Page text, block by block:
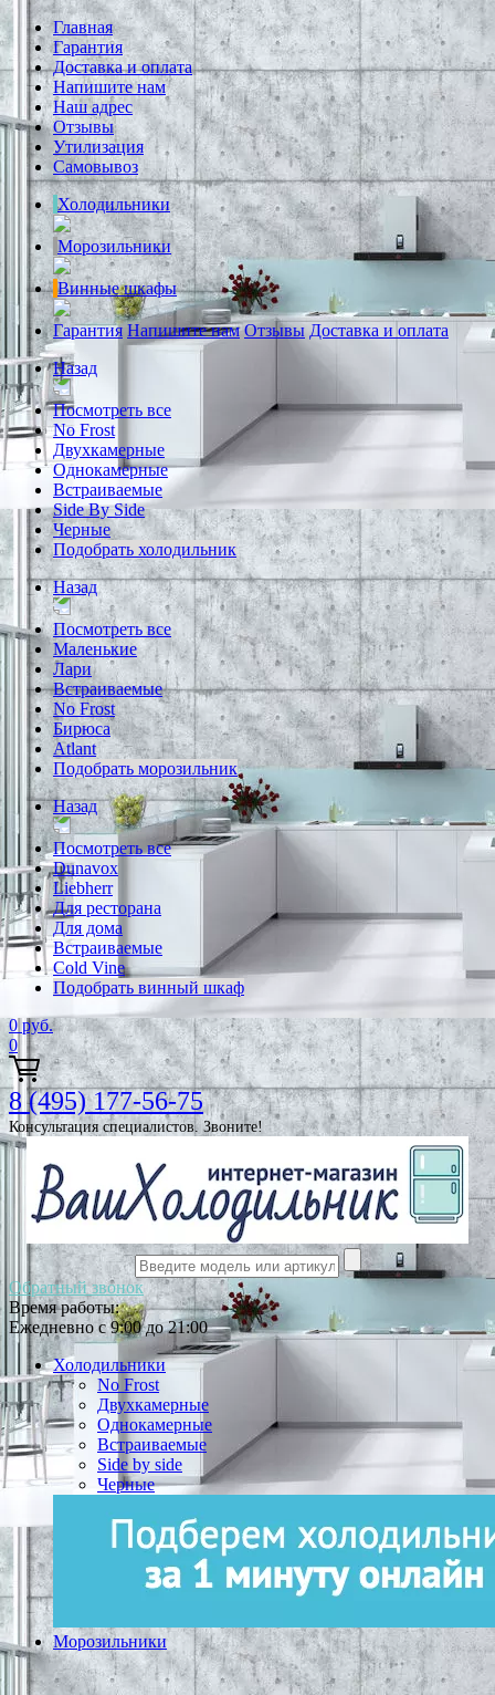
Главная
Гарантия
Доставка и оплата
Напишите нам
Наш адрес
Отзывы
Утилизация
Самовывоз
Холодильники
Морозильники
Винные шкафы
Гарантия Напишите нам Отзывы Доставка и оплата
Назад
Посмотреть все
No Frost
Двухкамерные
Однокамерные
Встраиваемые
Side By Side
Черные
Подобрать холодильник
Назад
Посмотреть все
Маленькие
Лари
Встраиваемые
No Frost
Бирюса
Atlant
Подобрать морозильник
Назад
Посмотреть все
Dunavox
Liebherr
Для ресторана
Для дома
Встраиваемые
Cold Vine
Подобрать винный шкаф
0 руб.
0
8 (495) 177-56-75
Консультация специалистов. Звоните!
Обратный звонок
Время работы:
Ежедневно с 9:00 до 21:00
Холодильники
No Frost
Двухкамерные
Однокамерные
Встраиваемые
Side by side
Черные
Морозильники